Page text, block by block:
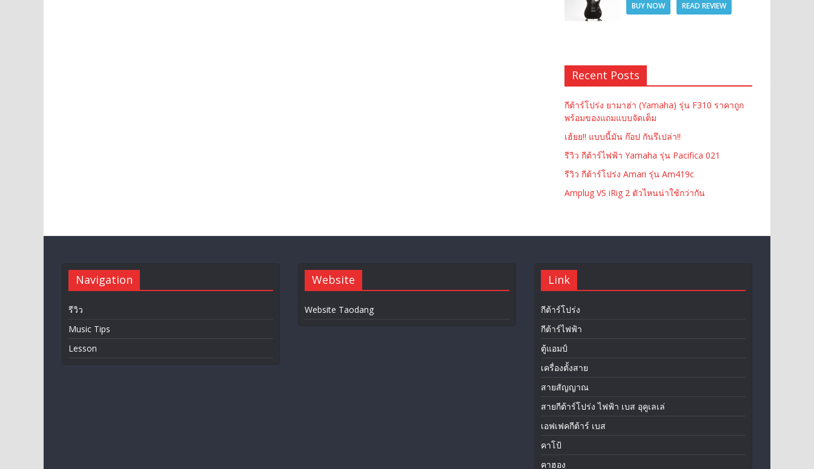
BUY NOW READ REVIEW
Recent Posts
กีต้าร์โปร่ง ยามาฮ่า (Yamaha) รุ่น F310 ราคาถูก
พร้อมของแถมแบบจัดเต็ม
เฮ้ยย!! แบบนี้มัน ก๊อป กันรึเปล่า!!
รีวิว กีต้าร์ไฟฟ้า Yamaha รุ่น Pacifica 021
รีวิว กีต้าร์โปร่ง Amari รุ่น Am419c
Amplug VS iRig 2 ตัวไหนน่าใช้กว่ากัน
Navigation
รีวิว
Music Tips
Lesson
Website
Website Taodang
Link
กีต้าร์โปร่ง
กีต้าร์ไฟฟ้า
ตู้แอมป์
เครื่องตั้งสาย
สายสัญญาณ
สายกีต้าร์โปร่ง ไฟฟ้า เบส อุคูเลเล่
เอฟเฟคกีต้าร์ เบส
คาโป้
คาฮอง